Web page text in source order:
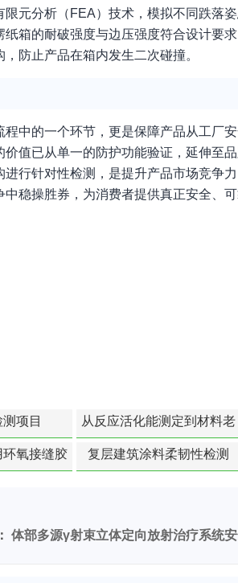
元分析（FEA）技术，模拟不同跌落
箱的耐破强度与边压强度符合设计要
防止产品在箱内发生二次碰撞。
中的一个环节，更是保障产品从工厂
值已从单一的防护功能验证，延伸至
行针对性检测，是提升产品市场竞争
稳操胜券，为消费者提供真正安全、可
项目
从反应活化能测定到材料老
化寿命预测的经典模型
氧接缝胶
复层建筑涂料柔韧性检测
体部多源γ射束立体定向放射治疗系统